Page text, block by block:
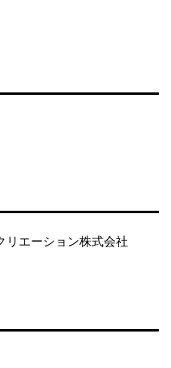
リエーション株式会社